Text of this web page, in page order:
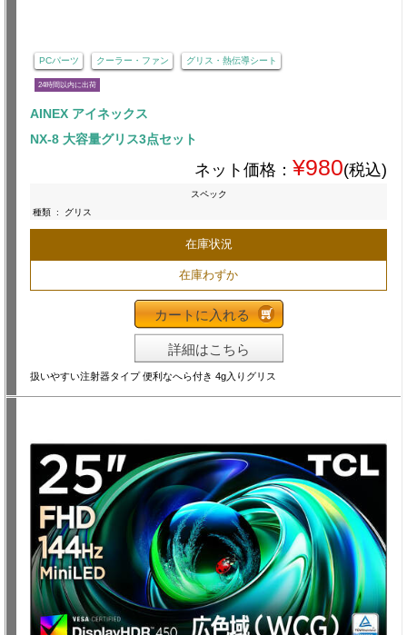
PCパーツ クーラー・ファン グリス・熱伝導シート
24時間以内に出荷
AINEX アイネックス
NX-8 大容量グリス3点セット
ネット価格： ¥980(税込)
スペック
種類 : グリス
在庫状況
在庫わずか
カートに入れる
詳細はこちら
扱いやすい注射器タイプ 便利なへら付き 4g入りグリス